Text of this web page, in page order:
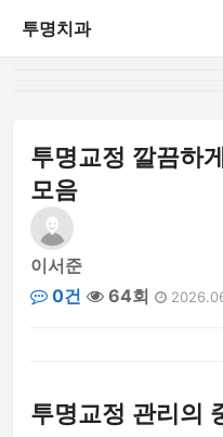
투명치과
투명교정 깔끔하
모음
이서준
0건
64회
투명교정 관리의